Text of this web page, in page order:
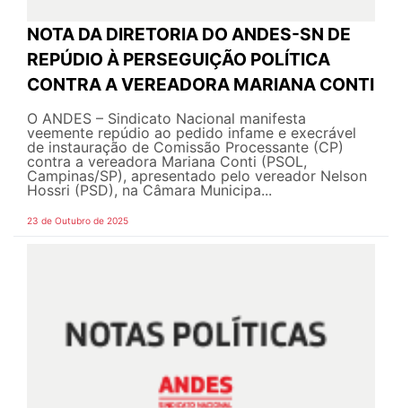
NOTA DA DIRETORIA DO ANDES-SN DE
REPÚDIO À PERSEGUIÇÃO POLÍTICA
CONTRA A VEREADORA MARIANA CONTI
O ANDES – Sindicato Nacional manifesta
veemente repúdio ao pedido infame e execrável
de instauração de Comissão Processante (CP)
contra a vereadora Mariana Conti (PSOL,
Campinas/SP), apresentado pelo vereador Nelson
Hossri (PSD), na Câmara Municipa...
23 de Outubro de 2025